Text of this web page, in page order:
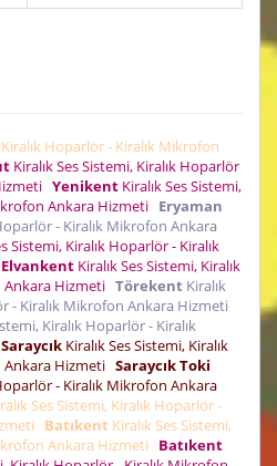
Kiralık Hoparlör - Kiralık Mikrofon
Kiralık Ses Sistemi, Kiralık Hoparlör
Yenikent Kiralık Ses Sistemi,
Ankara Hizmeti Eryaman
- Kiralık Mikrofon Ankara
Sistemi, Kiralık Hoparlör - Kiralık
Elvankent Kiralık Ses Sistemi, Kiralık
Ankara Hizmeti Törekent Kiralık
- Kiralık Mikrofon Ankara Hizmeti
Kiralık Hoparlör - Kiralık
Saraycık Kiralık Ses Sistemi, Kiralık
Ankara Hizmeti Saraycık Toki
- Kiralık Mikrofon Ankara
Ses Sistemi, Kiralık Hoparlör -
Batıkent Kiralık Ses Sistemi,
Ankara Hizmeti
Batıkent